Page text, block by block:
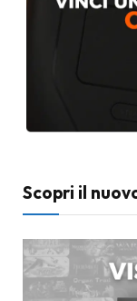
Scopri il